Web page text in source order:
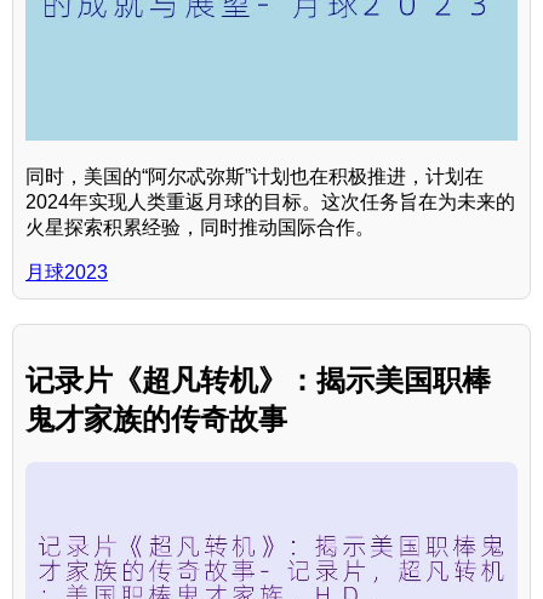
同时，美国的“阿尔忒弥斯”计划也在积极推进，计划在
2024年实现人类重返月球的目标。这次任务旨在为未来的
火星探索积累经验，同时推动国际合作。
月球2023
记录片《超凡转机》：揭示美国职棒
鬼才家族的传奇故事